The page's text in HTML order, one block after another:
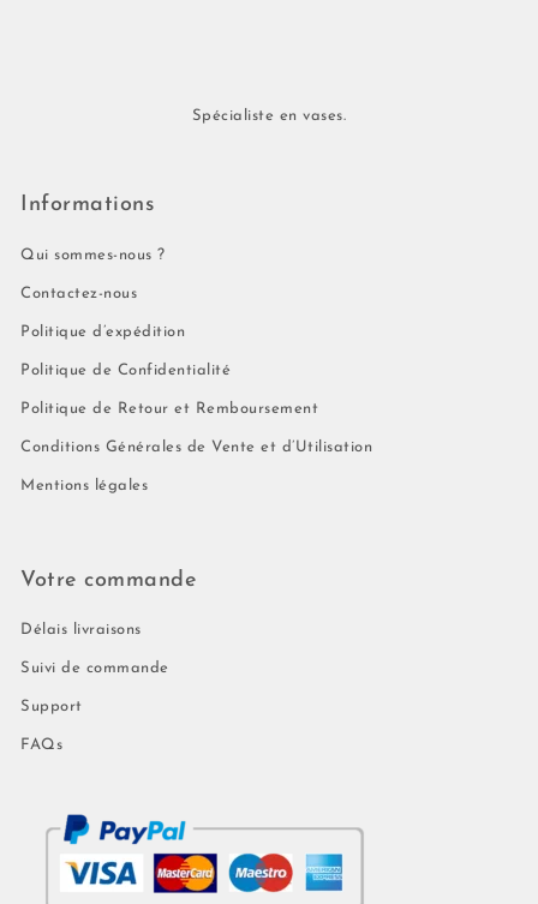
Spécialiste en vases.
Informations
Qui sommes-nous ?
Contactez-nous
Politique d’expédition
Politique de Confidentialité
Politique de Retour et Remboursement
Conditions Générales de Vente et d’Utilisation
Mentions légales
Votre commande
Délais livraisons
Suivi de commande
Support
FAQs